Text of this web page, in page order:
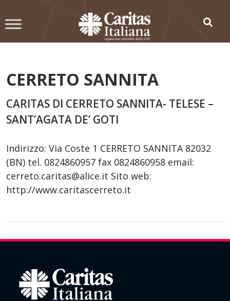
to
CERRETO SANNITA
CARITAS DI CERRETO SANNITA- TELESE –
SANT’AGATA DE’ GOTI
Indirizzo: Via Coste 1 CERRETO SANNITA 82032
(BN) tel. 0824860957 fax 0824860958 email:
cerreto.caritas@alice.it Sito web:
http://www.caritascerreto.it